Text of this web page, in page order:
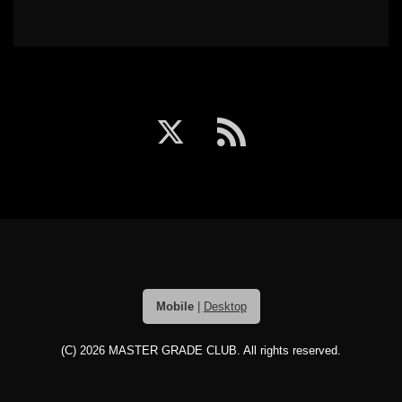
Mobile| Desktop
(C) 2026 MASTER GRADE CLUB. All rights reserved.